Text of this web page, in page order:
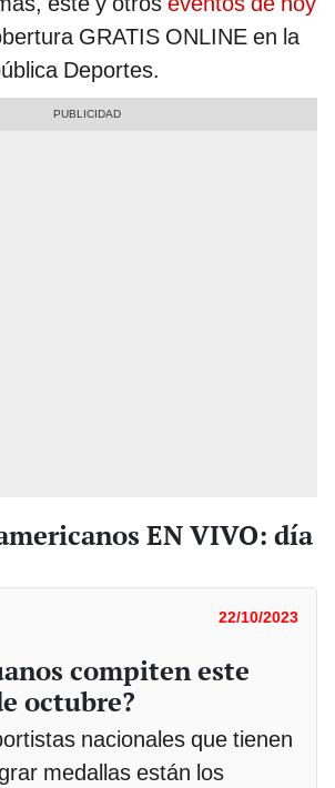
GRATIS ONLINE en la
Deportes.
EN VIVO: día
22/10/2023
compiten este
octubre?
nacionales que tienen
medallas están los